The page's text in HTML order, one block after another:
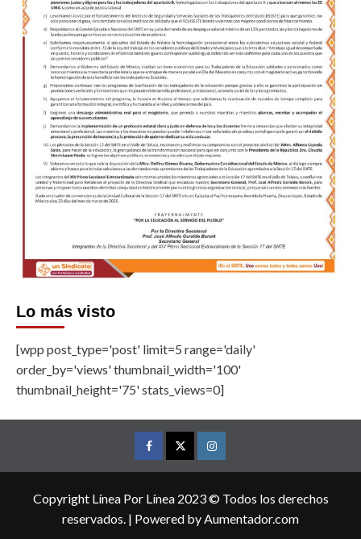
Lo más visto
[wpp post_type='post' limit=5 range='daily'
order_by='views' thumbnail_width='100'
thumbnail_height='75' stats_views=0]
FacebookTwitterInstagram
Copyright Línea Por Línea 2023 © Todos los derechos
reservados. | Powered byAumentador.com